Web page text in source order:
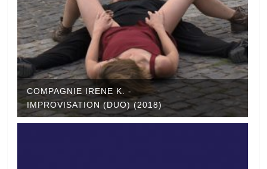
COMPAGNIE IRENE K. -
IMPROVISATION (DUO) (2018)